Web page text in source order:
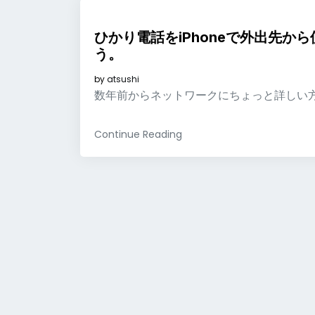
ひかり電話をiPhoneで外出先から
う。
byatsushi
数年前からネットワークにちょっと詳しい
Continue Reading